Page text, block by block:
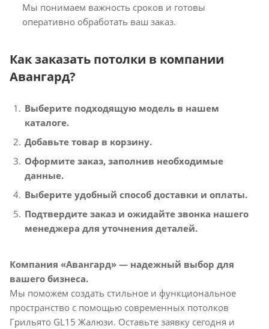
Мы понимаем важность сроков и готовы
оперативно обработать ваш заказ.
Как заказать потолки в компании
Авангард?
Выберите подходящую модель в нашем
каталоге.
Добавьте товар в корзину.
Оформите заказ, заполнив необходимые
данные.
Выберите удобный способ доставки и оплаты.
Подтвердите заказ и ожидайте звонка нашего
менеджера для уточнения деталей.
Компания «Авангард» — надежный выбор для
вашего бизнеса.
Мы поможем создать стильное и функциональное
пространство с помощью современных потолков
Грильято GL15 Жалюзи. Оставьте заявку сегодня и